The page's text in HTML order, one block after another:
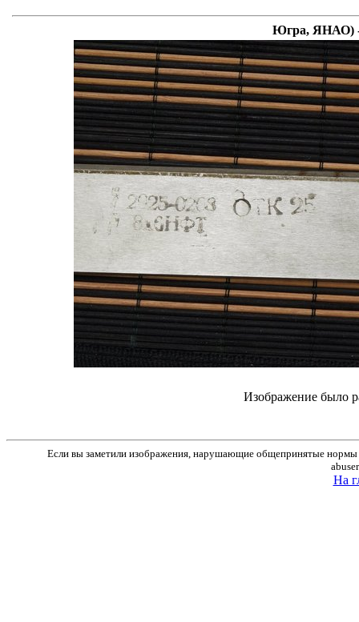
Югра, ЯНАО) -
Изображение было
Если вы заметили изображения, нарушающие общепринятые нормы
На